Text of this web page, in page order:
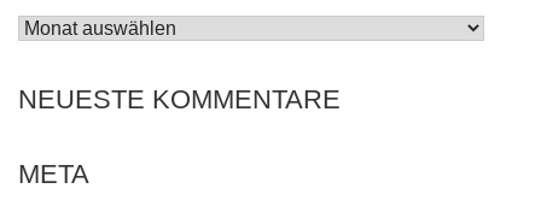
ARCHIV
NEUESTE KOMMENTARE
META